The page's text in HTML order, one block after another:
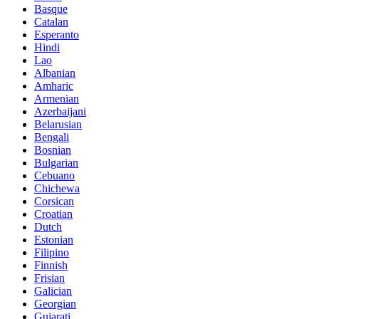
Basque
Catalan
Esperanto
Hindi
Lao
Albanian
Amharic
Armenian
Azerbaijani
Belarusian
Bengali
Bosnian
Bulgarian
Cebuano
Chichewa
Corsican
Croatian
Dutch
Estonian
Filipino
Finnish
Frisian
Galician
Georgian
Gujarati